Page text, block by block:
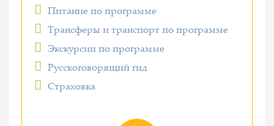
Питание по программе
Трансферы и транспорт по программе
Экскурсии по программе
Русскоговорящий гид
Страховка